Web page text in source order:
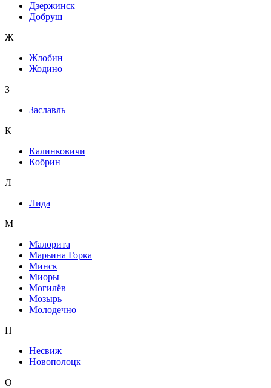
Дзержинск
Добруш
Ж
Жлобин
Жодино
З
Заславль
К
Калинковичи
Кобрин
Л
Лида
М
Малорита
Марьина Горка
Минск
Миоры
Могилёв
Мозырь
Молодечно
Н
Несвиж
Новополоцк
О